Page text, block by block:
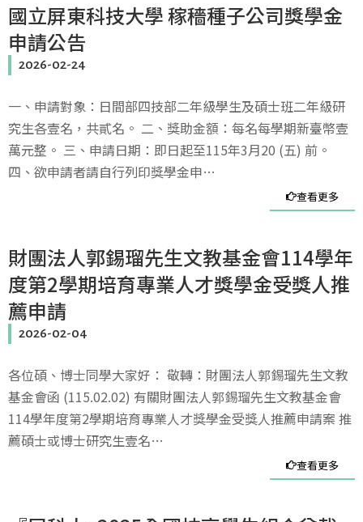
國立屏東科技大學 稼穡種子公司獎學金
申請公告
2026-02-24
一、申請對象：日間部四技部二年級學生及碩士班二年級研
究生各壹名，共貳名。 二、獎助金額：每名每學期新臺幣壹
萬元整。 三、申請日期：即日起至115年3月20 (五) 前。
四、欲申請者請自行列印獎學金申…
查看更多
財團法人郭錫瑠先生文教基金會114學年
度第2學期培育專業人才獎學金受獎人推
薦申請
2026-02-04
各位碩、博士同學大家好： 敬轉：財團法人郭錫瑠先生文教
基金會函 (115.02.02) 有關財團法人郭錫瑠先生文教基金會
114學年度第2學期培育專業人才獎學金受獎人推薦申請案 推
薦碩士或博士研究生壹名…
查看更多